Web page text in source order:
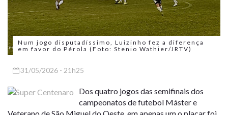
Num jogo disputadíssimo, Luizinho fez a diferença
em favor do Pérola (Foto: Stenio Wathier/JRTV)
31/05/2026 - 21h25
Dos quatro jogos das semifinais dos
campeonatos de futebol Máster e